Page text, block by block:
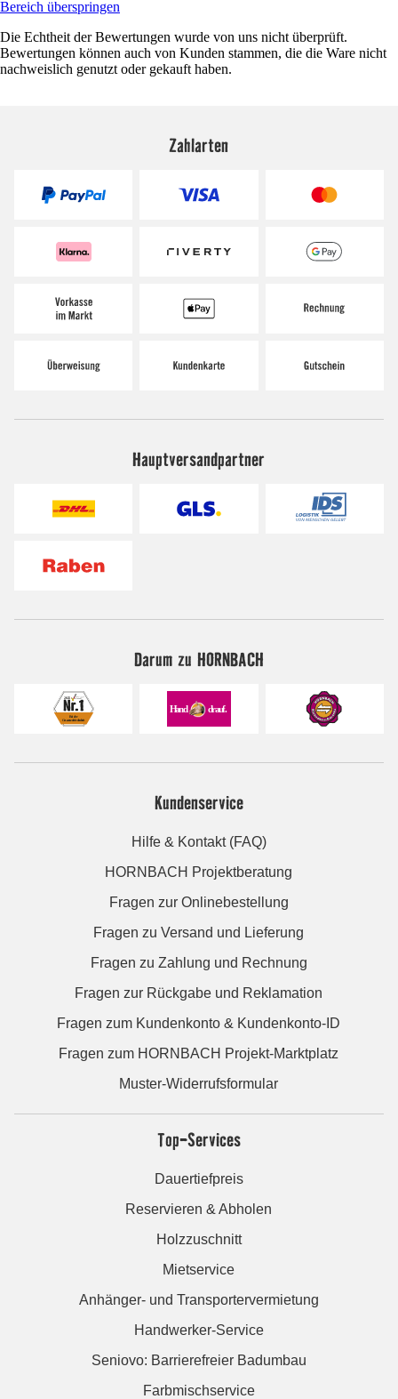
Bereich überspringen
Die Echtheit der Bewertungen wurde von uns nicht überprüft.
Bewertungen können auch von Kunden stammen, die die Ware nicht
nachweislich genutzt oder gekauft haben.
Zahlarten
Hauptversandpartner
Darum zu HORNBACH
Kundenservice
Hilfe & Kontakt (FAQ)
HORNBACH Projektberatung
Fragen zur Onlinebestellung
Fragen zu Versand und Lieferung
Fragen zu Zahlung und Rechnung
Fragen zur Rückgabe und Reklamation
Fragen zum Kundenkonto & Kundenkonto-ID
Fragen zum HORNBACH Projekt-Marktplatz
Muster-Widerrufsformular
Top-Services
Dauertiefpreis
Reservieren & Abholen
Holzzuschnitt
Mietservice
Anhänger- und Transportervermietung
Handwerker-Service
Seniovo: Barrierefreier Badumbau
Farbmischservice